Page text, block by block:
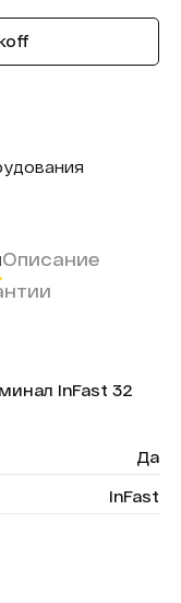
Описание
InFast 32
Да
InFast